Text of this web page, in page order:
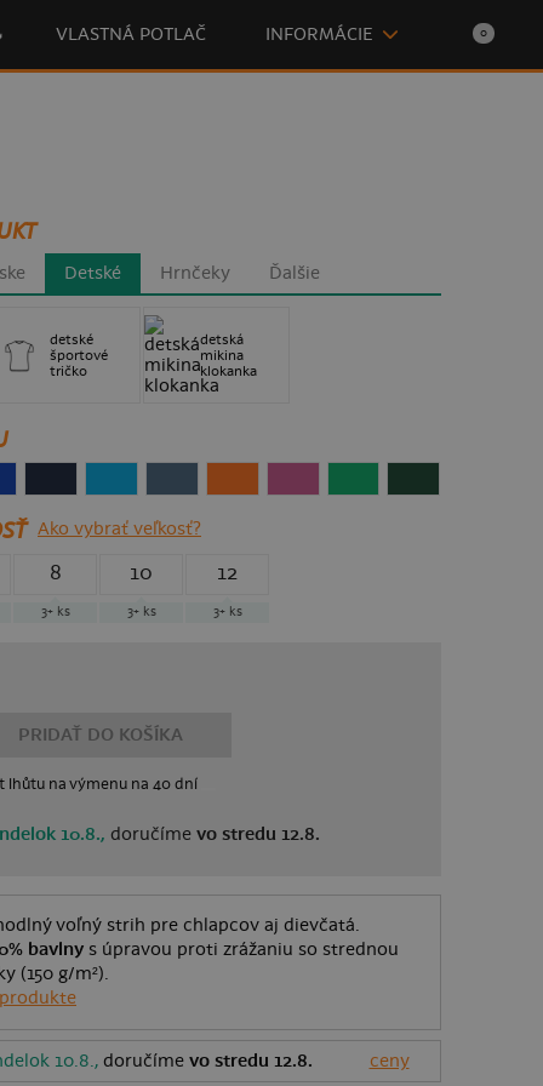
VLASTNÁ POTLAČ INFORMÁCIE 0
Detské Hrnčeky Ďalšie
detské
športové
tričko
detská
mikina
klokanka
Ako vybrať veľkosť?
8
3+ ks
10
3+ ks
12
3+ ks
PRIDAŤ DO KOŠÍKA
lhůtu na výmenu na 40 dní
10.8., doručíme vo stredu 12.8.
voľný strih pre chlapcov aj dievčatá.
bavlny s úpravou proti zrážaniu so strednou
(150 g/m²).
10.8., doručíme vo stredu 12.8. ceny